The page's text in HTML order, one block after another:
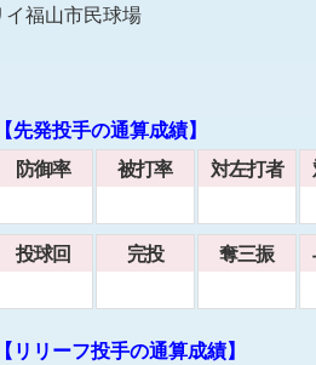
福山市民球場
【先発投手の通算成績】
防御率
被打率 対左打者
投球回 完投 奪三振
【リリーフ投手の通算成績】